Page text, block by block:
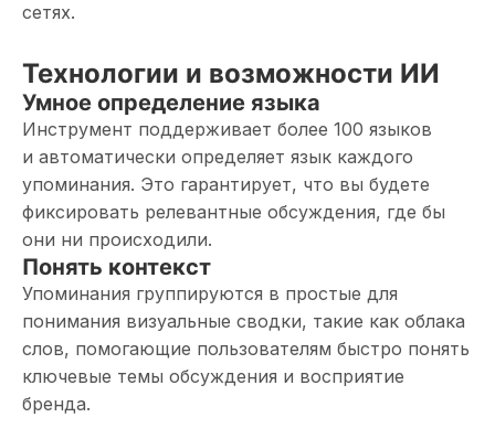
сетях.
Технологии и возможности ИИ
Умное определение языка
Инструмент поддерживает более 100 языков
и автоматически определяет язык каждого
упоминания. Это гарантирует, что вы будете
фиксировать релевантные обсуждения, где бы
они ни происходили.
Понять контекст
Упоминания группируются в простые для
понимания визуальные сводки, такие как облака
слов, помогающие пользователям быстро понять
ключевые темы обсуждения и восприятие
бренда.